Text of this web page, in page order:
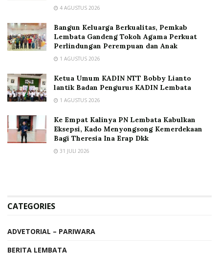
4 AGUSTUS 2026
Bangun Keluarga Berkualitas, Pemkab
Lembata Gandeng Tokoh Agama Perkuat
Perlindungan Perempuan dan Anak
1 AGUSTUS 2026
Ketua Umum KADIN NTT Bobby Lianto
lantik Badan Pengurus KADIN Lembata
1 AGUSTUS 2026
Ke Empat Kalinya PN Lembata Kabulkan
Eksepsi, Kado Menyongsong Kemerdekaan
Bagi Theresia Ina Erap Dkk
31 JULI 2026
CATEGORIES
ADVETORIAL – PARIWARA
BERITA LEMBATA